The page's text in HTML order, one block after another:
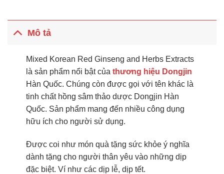
Mô tả
Mixed Korean Red Ginseng and Herbs Extracts
là sản phẩm nổi bật của thương hiệu Dongjin
Hàn Quốc. Chúng còn được gọi với tên khác là
tinh chất hồng sâm thảo dược Dongjin Hàn
Quốc. Sản phẩm mang đến nhiều công dụng
hữu ích cho người sử dụng.
Được coi như món quà tặng sức khỏe ý nghĩa
dành tặng cho người thân yêu vào những dịp
đặc biệt. Ví như các dịp lễ, dịp tết.